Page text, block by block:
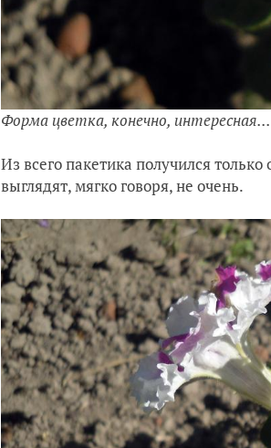
Форма цветка, конечно, интересная...
Из всего пакетика получился
выглядят, мягко говоря, не очень.